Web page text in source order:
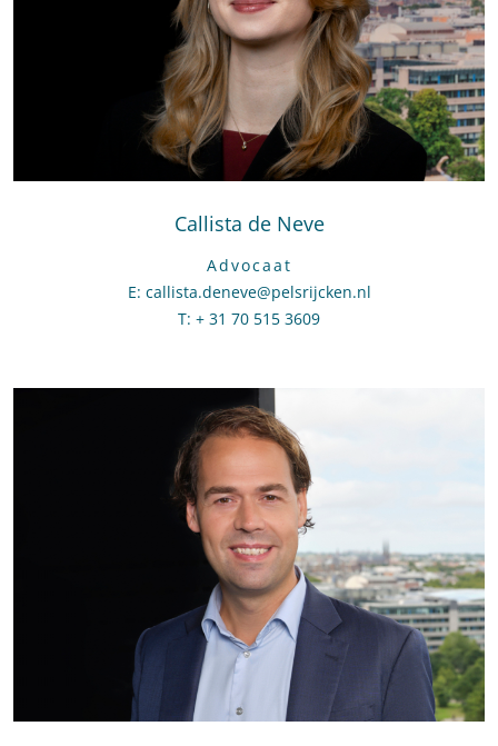
Callista de Neve
Advocaat
E: Stuur een e-mail naar Callista de Neve
callista.deneve@pelsrijcken.nl
T: Bel naar Callista de Neve
+ 31 70 515 3609